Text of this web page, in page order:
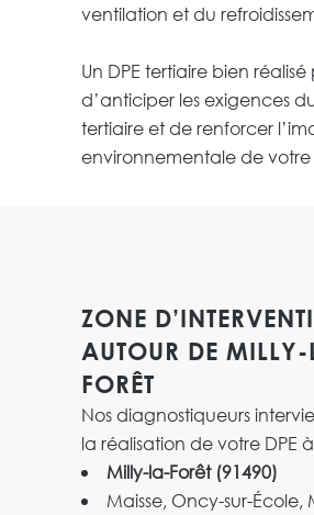
ventilation et du
Un DPE tertiaire bien
d’anticiper les exigences
tertiaire et de renforcer
environnementale de
ZONE
AUTOUR DE
FORÊT
Nos diagnostiqueurs
la réalisation de votre DPE
Milly-la-Forêt (91490)
Maisse, Oncy-sur-École,